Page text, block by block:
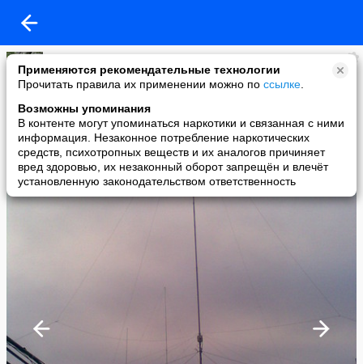
Применяются рекомендательные технологии
Прочитать правила их применении можно по ссылке
Возможны упоминания
В контенте могут упоминаться наркотики и связанная с ними
информация. Незаконное потребление наркотических
средств, психотропных веществ и их аналогов причиняет
вред здоровью, их незаконный оборот запрещён и влечёт
установленную законодательством ответственность
RW5C
added a photo
24 Jan в 09:31